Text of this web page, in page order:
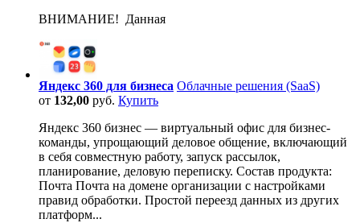
ВНИМАНИЕ! Данная
Яндекс 360 для бизнеса Облачные решения (SaaS)
от 132,00 руб. Купить
Яндекс 360 бизнес — виртуальный офис для бизнес-
команды, упрощающий деловое общение, включающий
в себя совместную работу, запуск рассылок,
планирование, деловую переписку. Состав продукта:
Почта Почта на домене организации с настройками
правид обработки. Простой переезд данных из других
платформ...